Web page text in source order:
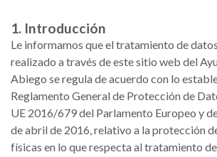
1. Introducción
Le informamos que el tratamiento de
realizado a través de este sitio web del
Abiego se regula de acuerdo con lo
Reglamento General de Protección de
UE 2016/679 del Parlamento Europeo y
de abril de 2016, relativo a la protección
físicas en lo que respecta al tratamiento